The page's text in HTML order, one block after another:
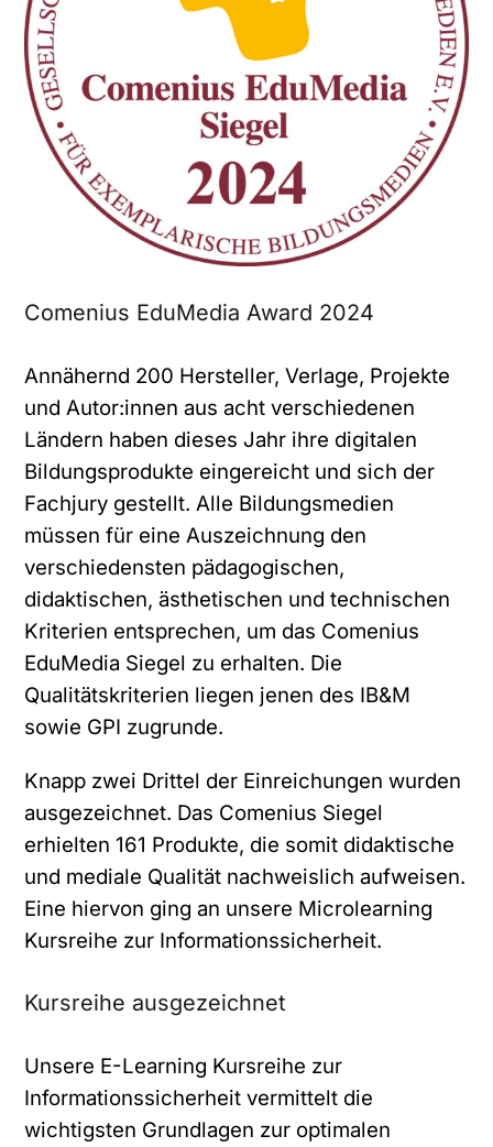
Comenius EduMedia Award 2024
Annähernd 200 Hersteller, Verlage, Projekte
und Autor:innen aus acht verschiedenen
Ländern haben dieses Jahr ihre digitalen
Bildungsprodukte eingereicht und sich der
Fachjury gestellt. Alle Bildungsmedien
müssen für eine Auszeichnung den
verschiedensten pädagogischen,
didaktischen, ästhetischen und technischen
Kriterien entsprechen, um das Comenius
EduMedia Siegel zu erhalten. Die
Qualitätskriterien liegen jenen des IB&M
sowie GPI zugrunde.
Knapp zwei Drittel der Einreichungen wurden
ausgezeichnet. Das Comenius Siegel
erhielten 161 Produkte, die somit didaktische
und mediale Qualität nachweislich aufweisen.
Eine hiervon ging an unsere Microlearning
Kursreihe zur Informationssicherheit.
Kursreihe ausgezeichnet
Unsere E-Learning Kursreihe zur
Informationssicherheit vermittelt die
wichtigsten Grundlagen zur optimalen